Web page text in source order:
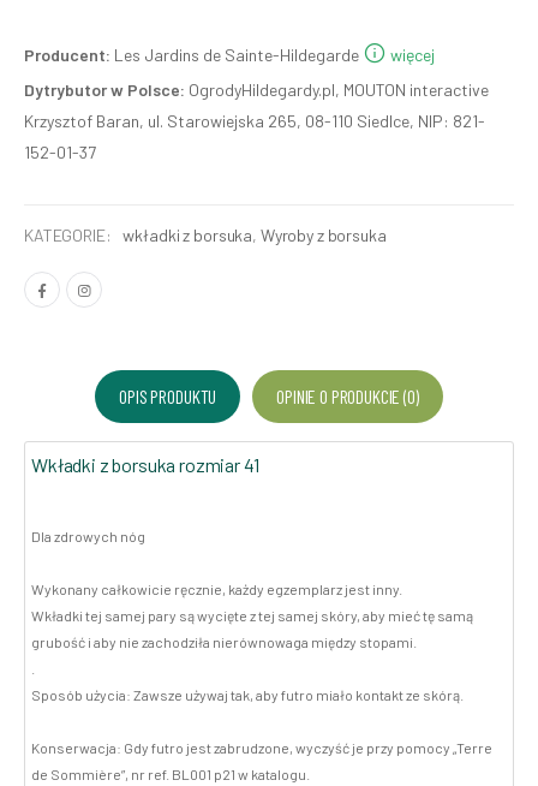
Producent: Les Jardins de Sainte-Hildegarde
więcej
Dytrybutor w Polsce: OgrodyHildegardy.pl, MOUTON interactive
Krzysztof Baran, ul. Starowiejska 265, 08-110 Siedlce, NIP: 821-
152-01-37
KATEGORIE: wkładki z borsuka, Wyroby z borsuka
OPIS PRODUKTU OPINIE O PRODUKCIE (0)
Wkładki z borsuka rozmiar 41
Dla zdrowych nóg
Wykonany całkowicie ręcznie, każdy egzemplarz jest inny.
Wkładki tej samej pary są wycięte z tej samej skóry, aby mieć tę samą
grubość i aby nie zachodziła nierównowaga między stopami.
Sposób użycia: Zawsze używaj tak, aby futro miało kontakt ze skórą.
Konserwacja: Gdy futro jest zabrudzone, wyczyść je przy pomocy „Terre
de Sommière”, nr ref. BL001 p21 w katalogu.